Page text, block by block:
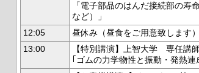
「電子部品のはんだ接続部の
など）」
12:05
昼休み（昼食をご用意致します）
13:00
【特別講演】上智大学 専任
｢ゴムの力学物性と振動・発熱連